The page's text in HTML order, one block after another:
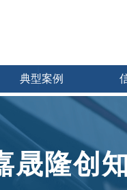
典型案例
晟隆创